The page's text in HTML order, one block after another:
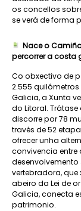
os concellos
se verá de forma
Nace o
percorrer a costa
Co obxectivo de
2.555
Galicia, a Xunta
do Litoral.
discorre por 78
través de 52
ofrecer unha
convivencia
vertebradora,
abeiro da Lei de
Galicia, conecta
patrimonio.